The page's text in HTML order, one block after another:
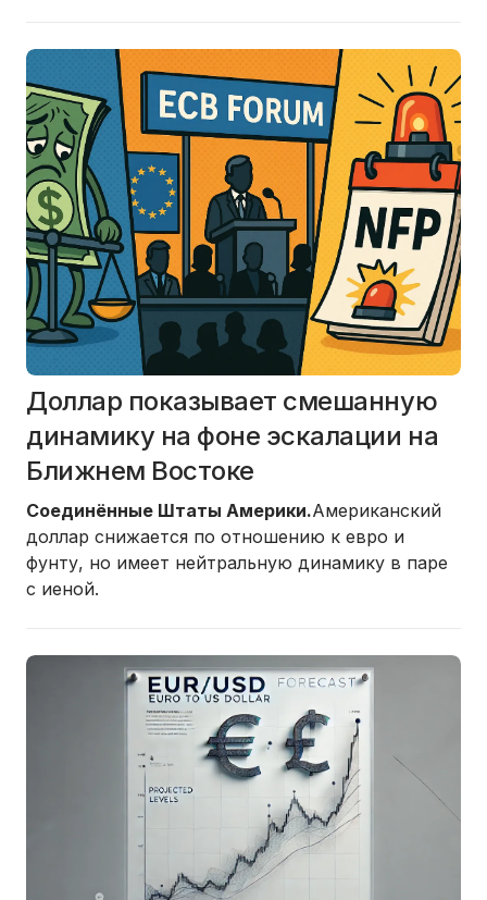
Доллар показывает смешанную
динамику на фоне эскалации на
Ближнем Востоке
Соединённые Штаты Америки.Американский
доллар снижается по отношению к евро и
фунту, но имеет нейтральную динамику в паре
с иеной.